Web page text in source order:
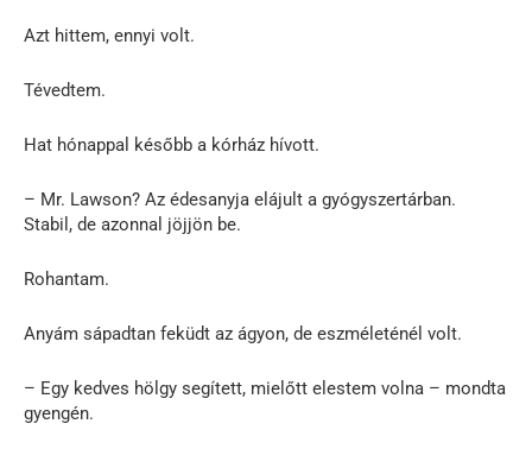
Azt hittem, ennyi volt.
Tévedtem.
Hat hónappal később a kórház hívott.
– Mr. Lawson? Az édesanyja elájult a gyógyszertárban.
Stabil, de azonnal jöjjön be.
Rohantam.
Anyám sápadtan feküdt az ágyon, de eszméleténél volt.
– Egy kedves hölgy segített, mielőtt elestem volna – mondta
gyengén.